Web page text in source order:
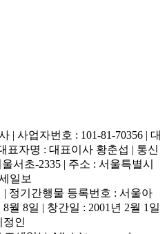
| 사업자번호 : 101-81-70356 | 대
표자명 : 대표이사 황춘섭 | 통신
서초-2335 | 주소 : 서울특별시
일보
정기간행물 등록번호 : 서울아
월 8일 | 창간일 : 2001년 2월 1일
정인